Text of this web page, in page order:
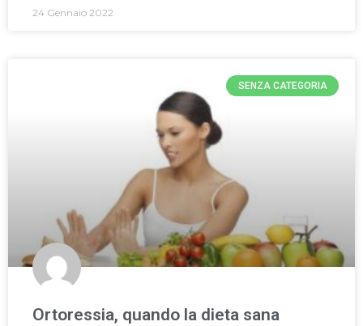
24 Gennaio 2022
SENZA CATEGORIA
Ortoressia, quando la dieta sana